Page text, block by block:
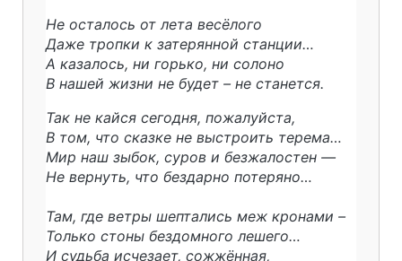
Не осталось от лета весёлого
Даже тропки к затерянной станции…
А казалось, ни горько, ни солоно
В нашей жизни не будет – не станется.
Так не кайся сегодня, пожалуйста,
В том, что сказке не выстроить терема…
Мир наш зыбок, суров и безжалостен —
Не вернуть, что бездарно потеряно…
Там, где ветры шептались меж кронами –
Только стоны бездомного лешего…
И судьба исчезает, сожжённая,